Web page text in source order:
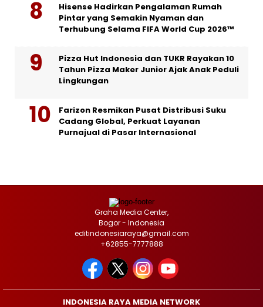
Hisense Hadirkan Pengalaman Rumah
Pintar yang Semakin Nyaman dan
Terhubung Selama FIFA World Cup 2026™
Pizza Hut Indonesia dan TUKR Rayakan 10
Tahun Pizza Maker Junior Ajak Anak Peduli
Lingkungan
Farizon Resmikan Pusat Distribusi Suku
Cadang Global, Perkuat Layanan
Purnajual di Pasar Internasional
Graha Media Center,
Bogor - Indonesia
editindonesiaraya@gmail.com
+62855-7777888
INDONESIA RAYA MEDIA NETWORK